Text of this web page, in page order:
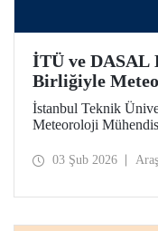
İTÜ ve DASAL
Birliğiyle
Projesi
İstanbul Teknik
Meteoroloji
üniversite - sanayi iş
03 Şub 2026